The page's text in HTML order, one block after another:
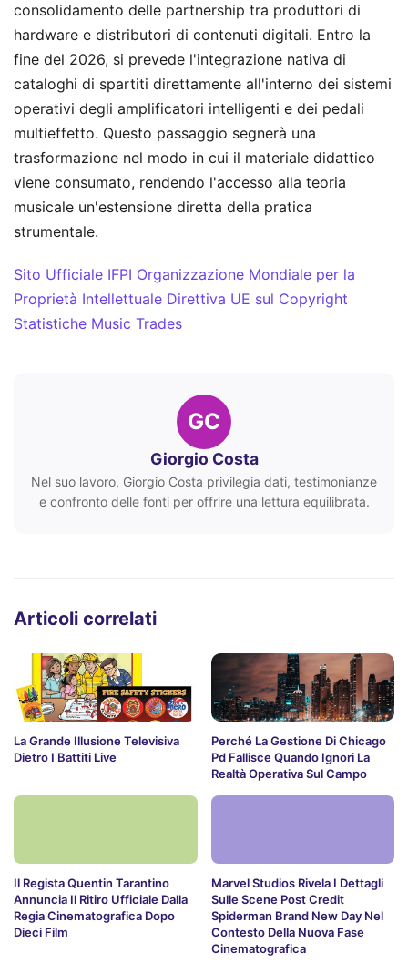
consolidamento delle partnership tra produttori di
hardware e distributori di contenuti digitali. Entro la
fine del 2026, si prevede l'integrazione nativa di
cataloghi di spartiti direttamente all'interno dei sistemi
operativi degli amplificatori intelligenti e dei pedali
multieffetto. Questo passaggio segnerà una
trasformazione nel modo in cui il materiale didattico
viene consumato, rendendo l'accesso alla teoria
musicale un'estensione diretta della pratica
strumentale.
Sito Ufficiale IFPI Organizzazione Mondiale per la
Proprietà Intellettuale Direttiva UE sul Copyright
Statistiche Music Trades
GC
Giorgio Costa
Nel suo lavoro, Giorgio Costa privilegia dati, testimonianze
e confronto delle fonti per offrire una lettura equilibrata.
Articoli correlati
La Grande Illusione Televisiva
Dietro I Battiti Live
Perché La Gestione Di Chicago
Pd Fallisce Quando Ignori La
Realtà Operativa Sul Campo
Il Regista Quentin Tarantino
Annuncia Il Ritiro Ufficiale Dalla
Regia Cinematografica Dopo
Dieci Film
Marvel Studios Rivela I Dettagli
Sulle Scene Post Credit
Spiderman Brand New Day Nel
Contesto Della Nuova Fase
Cinematografica